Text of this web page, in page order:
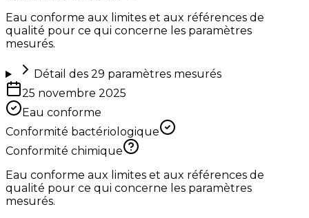
Eau conforme aux limites et aux références de
qualité pour ce qui concerne les paramètres
mesurés.
Détail des 29 paramètres mesurés
25 novembre 2025
Eau conforme
Conformité bactériologique
Conformité chimique
Eau conforme aux limites et aux références de
qualité pour ce qui concerne les paramètres
mesurés.